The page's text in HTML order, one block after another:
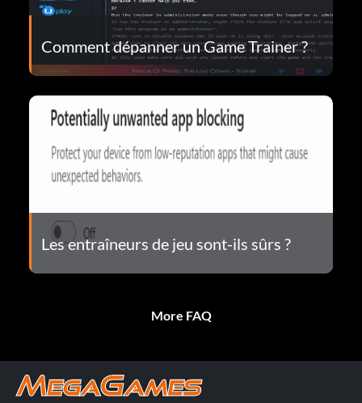
Comment dépanner un Game Trainer ?
Les entraîneurs de jeu sont-ils sûrs ?
More FAQ